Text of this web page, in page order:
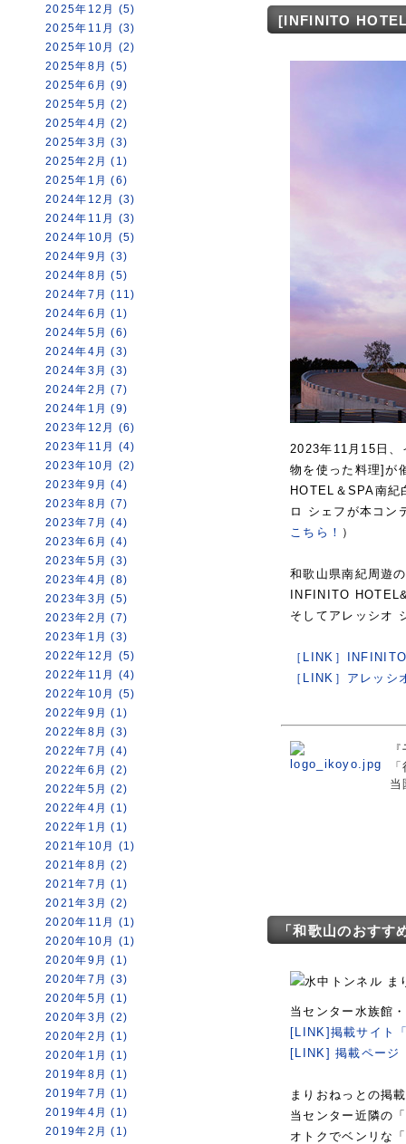
2025年12月 (5)
2025年11月 (3)
2025年10月 (2)
2025年8月 (5)
2025年6月 (9)
2025年5月 (2)
2025年4月 (2)
2025年3月 (3)
2025年2月 (1)
2025年1月 (6)
2024年12月 (3)
2024年11月 (3)
2024年10月 (5)
2024年9月 (3)
2024年8月 (5)
2024年7月 (11)
2024年6月 (1)
2024年5月 (6)
2024年4月 (3)
2024年3月 (3)
2024年2月 (7)
2024年1月 (9)
2023年12月 (6)
2023年11月 (4)
2023年10月 (2)
2023年9月 (4)
2023年8月 (7)
2023年7月 (4)
2023年6月 (4)
2023年5月 (3)
2023年4月 (8)
2023年3月 (5)
2023年2月 (7)
2023年1月 (3)
2022年12月 (5)
2022年11月 (4)
2022年10月 (5)
2022年9月 (1)
2022年8月 (3)
2022年7月 (4)
2022年6月 (2)
2022年5月 (2)
2022年4月 (1)
2022年1月 (1)
2021年10月 (1)
2021年8月 (2)
2021年7月 (1)
2021年3月 (2)
2020年11月 (1)
2020年10月 (1)
2020年9月 (1)
2020年7月 (3)
2020年5月 (1)
2020年3月 (2)
2020年2月 (1)
2020年1月 (1)
2019年8月 (1)
2019年7月 (1)
2019年4月 (1)
2019年2月 (1)
[INFINITO
2023年11月15日、
物を使った料理]が
HOTEL＆SPA南
ロ シェフが本コン
こちら！ ）
和歌山県南紀周遊
INFINITO
そしてアレッシオ
［LINK］
［LINK］アレッ
『
「和歌山のおす
ま
当センター水族館
[LINK]掲載サイト
[LINK] 掲載ページ
まりおねっとの掲
当センター近隣の
オトクでベンリな「